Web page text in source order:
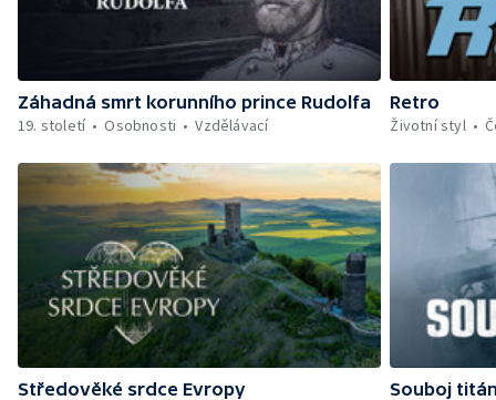
Záhadná smrt korunního prince Rudolfa
19. století
Osobnosti Vzdělávací
Retro
Životní styl
Středověké srdce Evropy
Souboj